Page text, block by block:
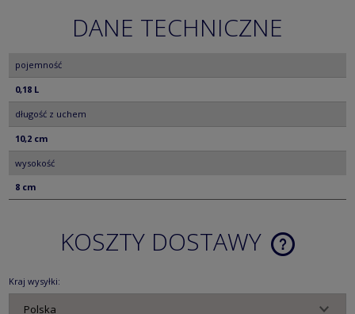
DANE TECHNICZNE
pojemność
0,18 L
długość z uchem
10,2 cm
wysokość
8 cm
KOSZTY DOSTAWY
CENA NIE
Kraj wysyłki: